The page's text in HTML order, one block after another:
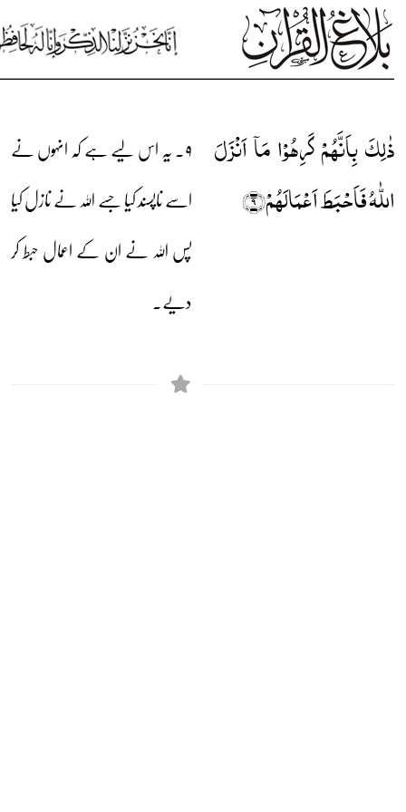
ذٰلِکَ بِاَنَّہُمۡ کَرِہُوۡا مَاۤ اَنۡزَلَ
اللّٰہُ فَاَحۡبَطَ اَعۡمَالَہُمۡ﴿۹﴾
۹۔ یہ اس لیے ہے کہ انہوں نے
اسے ناپسند کیا جسے اللہ نے نازل کیا
پس اللہ نے ان کے اعمال حبط کر
دیے۔